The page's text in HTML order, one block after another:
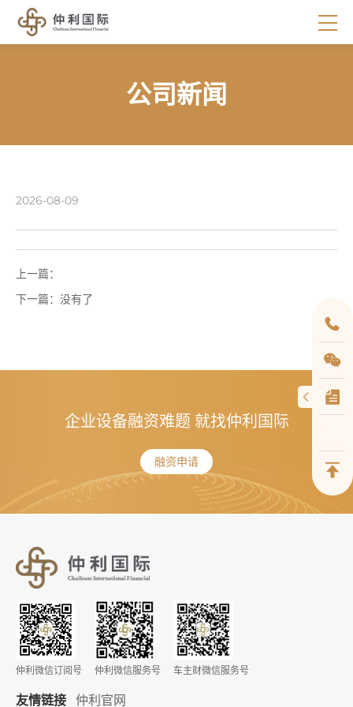
公司新闻
2026-08-09
上一篇：
下一篇： 没有了
企业设备融资难题 就找仲利国际
融资申请
仲利微信订阅号 仲利微信服务号 车主财微信服务号
友情链接 仲利官网